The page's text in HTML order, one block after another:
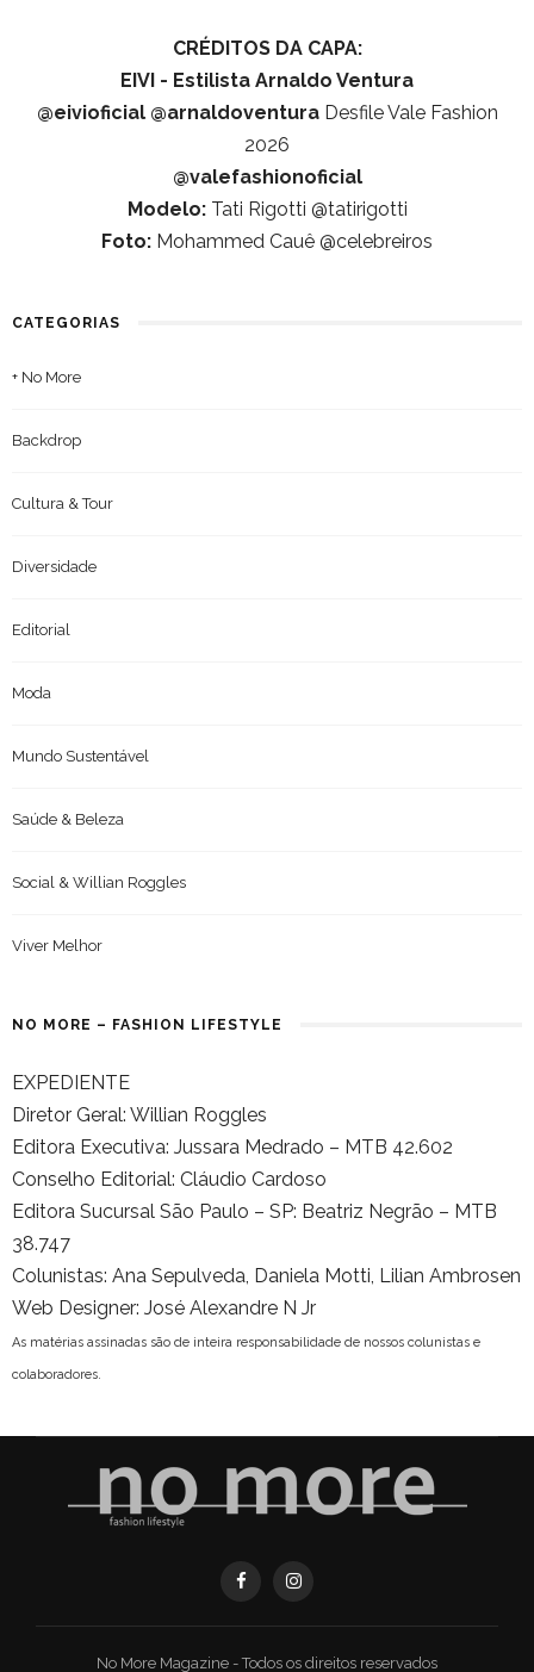
CRÉDITOS DA CAPA:
EIVI - Estilista Arnaldo Ventura
@eivioficial @arnaldoventuraDesfile Vale Fashion
2026
@valefashionoficial
Modelo:Tati Rigotti @tatirigotti
Foto: Mohammed Cauê @celebreiros
CATEGORIAS
+ No More
Backdrop
Cultura & Tour
Diversidade
Editorial
Moda
Mundo Sustentável
Saúde & Beleza
Social & Willian Roggles
Viver Melhor
NO MORE – FASHION LIFESTYLE
EXPEDIENTE
Diretor Geral: Willian Roggles
Editora Executiva: Jussara Medrado – MTB 42.602
Conselho Editorial: Cláudio Cardoso
Editora Sucursal São Paulo – SP: Beatriz Negrão – MTB
38.747
Colunistas: Ana Sepulveda, Daniela Motti, Lilian Ambrosen
Web Designer: José Alexandre N Jr
As matérias assinadas são de inteira responsabilidade de nossos colunistas e
colaboradores.
No More Magazine - Todos os direitos reservados